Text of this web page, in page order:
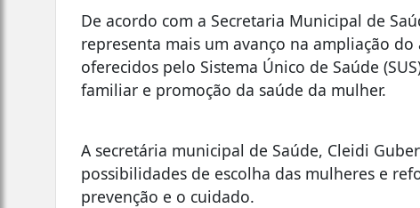
De acordo com a Secretaria Municipal de
representa mais um avanço na ampliação
oferecidos pelo Sistema Único de Saúde
familiar e promoção da saúde da mulher.
A secretária municipal de Saúde, Cleidi
possibilidades de escolha das mulheres e
prevenção e o cuidado.